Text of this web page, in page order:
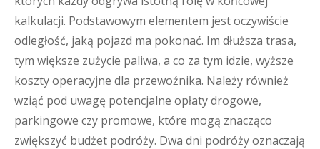
kalkulacji. Podstawowym elementem jest oczywiście
odległość, jaką pojazd ma pokonać. Im dłuższa trasa,
tym większe zużycie paliwa, a co za tym idzie, wyższe
koszty operacyjne dla przewoźnika. Należy również
wziąć pod uwagę potencjalne opłaty drogowe,
parkingowe czy promowe, które mogą znacząco
zwiększyć budżet podróży. Dwa dni podróży oznaczają